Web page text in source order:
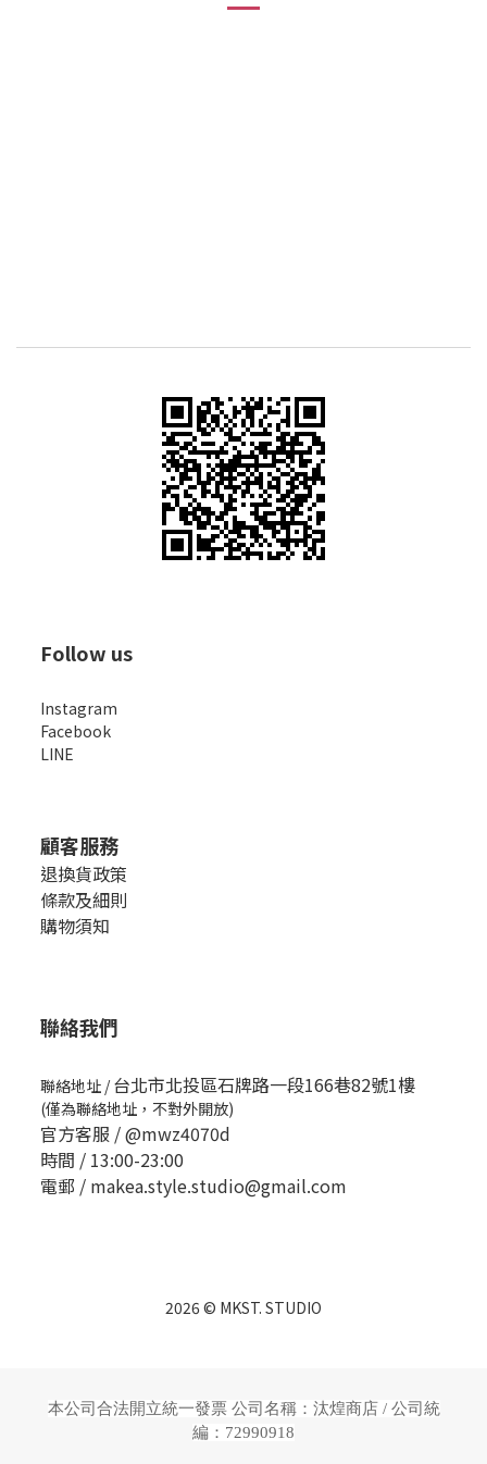
Follow us
Instagram
Facebook
LINE
顧客服務
退換貨政策
條款及細則
購物須知
聯絡我們
聯絡地址 /台北市北投區石牌路一段166巷82號1樓
(僅為聯絡地址，不對外開放)
官方客服 /@mwz4070d
時間 / 13:00-23:00
電郵 / makea.style.studio@gmail.com
2026 © MKST. STUDIO
本公司合法開立統一發票 公司名稱：汰煌商店 / 公司統
編：72990918